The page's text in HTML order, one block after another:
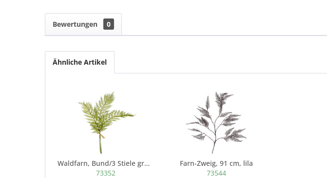
Bewertungen 0
Ähnliche Artikel
Waldfarn, Bund/3 Stiele grün, 66 cm
73352
Farn-Zweig, 91 cm, lila
73544